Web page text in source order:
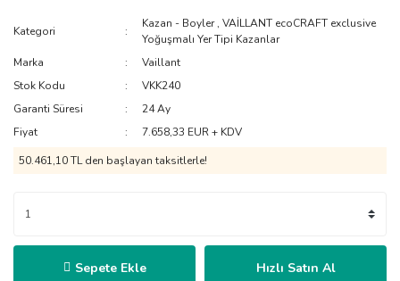
Kategori
Kazan - Boyler,VAİLLANT ecoCRAFT exclusive
Yoğuşmalı Yer Tipi Kazanlar
Marka
Vaillant
Stok Kodu
VKK240
Garanti Süresi
24 Ay
Fiyat
7.658,33 EUR + KDV
50.461,10 TL den başlayan taksitlerle!
Sepete Ekle Hızlı Satın Al